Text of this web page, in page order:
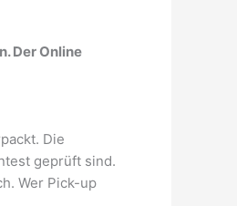
Der Online
Die
geprüft sind.
Wer Pick-up